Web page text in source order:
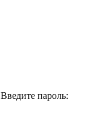
Введите пароль: